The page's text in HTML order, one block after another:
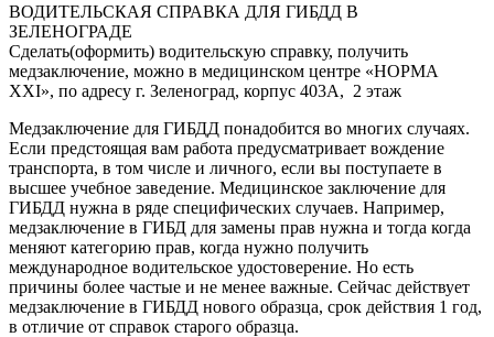
ВОДИТЕЛЬСКАЯ СПРАВКА ДЛЯ ГИБДД В
ЗЕЛЕНОГРАДЕ
Сделать(оформить) водительскую справку, получить
медзаключение, можно в медицинском центре «НОРМА
ХХI», по адресу г. Зеленоград, корпус 403А, 2 этаж
Медзаключение для ГИБДД понадобится во многих случаях.
Если предстоящая вам работа предусматривает вождение
транспорта, в том числе и личного, если вы поступаете в
высшее учебное заведение. Медицинское заключение для
ГИБДД нужна в ряде специфических случаев. Например,
медзаключение в ГИБД для замены прав нужна и тогда когда
меняют категорию прав, когда нужно получить
международное водительское удостоверение. Но есть
причины более частые и не менее важные. Сейчас действует
медзаключение в ГИБДД нового образца, срок действия 1 год,
в отличие от справок старого образца.